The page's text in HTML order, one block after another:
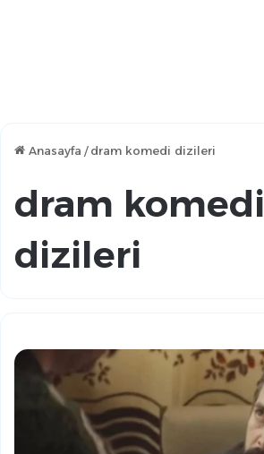
Anasayfa / dram komedi dizileri
dram komedi
dizileri